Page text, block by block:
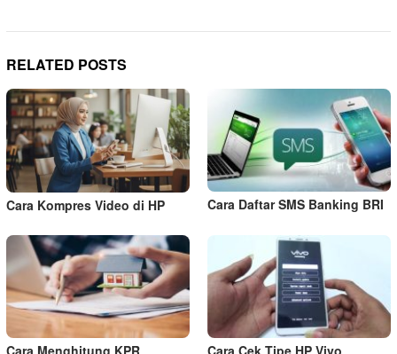
RELATED POSTS
Cara Kompres Video di HP Cara Daftar SMS Banking BRI